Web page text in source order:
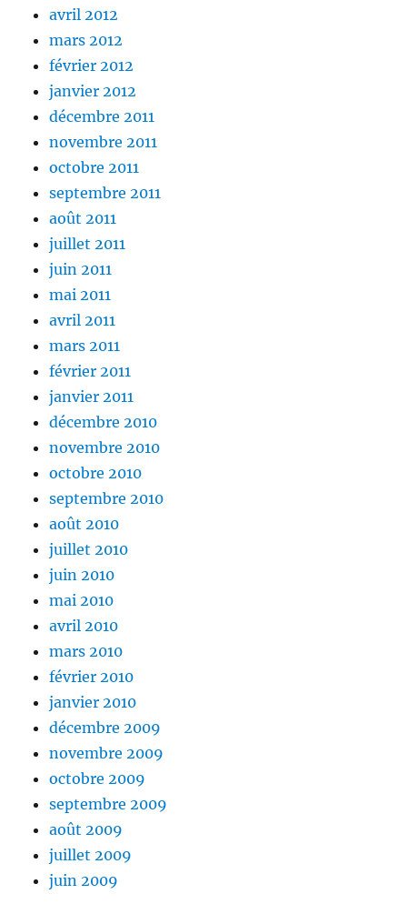
avril 2012
mars 2012
février 2012
janvier 2012
décembre 2011
novembre 2011
octobre 2011
septembre 2011
août 2011
juillet 2011
juin 2011
mai 2011
avril 2011
mars 2011
février 2011
janvier 2011
décembre 2010
novembre 2010
octobre 2010
septembre 2010
août 2010
juillet 2010
juin 2010
mai 2010
avril 2010
mars 2010
février 2010
janvier 2010
décembre 2009
novembre 2009
octobre 2009
septembre 2009
août 2009
juillet 2009
juin 2009